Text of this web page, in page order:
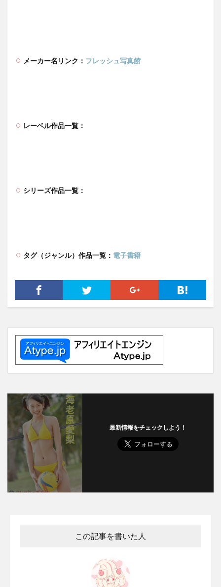
メーカー名リンク： フレッシュ写真館
レーベル作品一覧：
シリーズ作品一覧：
タグ（ジャンル）作品一覧： 電子書籍
最新情報をチェックしよう！
この記事を書いた人